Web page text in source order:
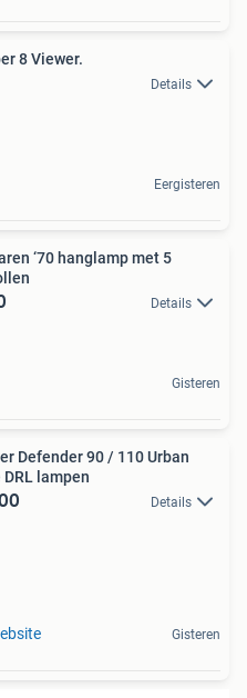
8 Viewer.
Details
Eergisteren
‘70 hanglamp met 5
Details
Gisteren
Defender 90 / 110 Urban
lampen
Details
Gisteren